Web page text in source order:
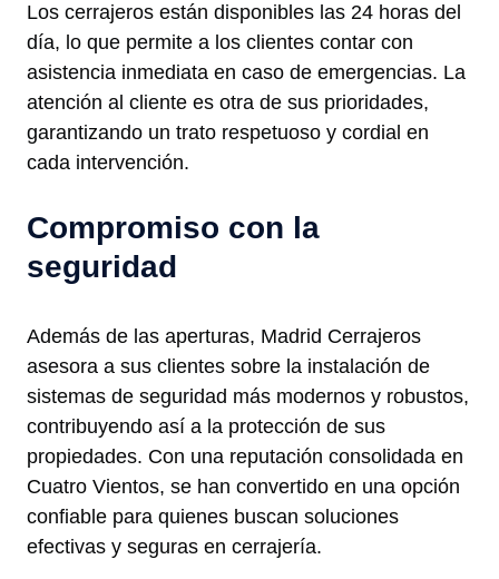
Los cerrajeros están disponibles las 24 horas del
día, lo que permite a los clientes contar con
asistencia inmediata en caso de emergencias. La
atención al cliente es otra de sus prioridades,
garantizando un trato respetuoso y cordial en
cada intervención.
Compromiso con la
seguridad
Además de las aperturas, Madrid Cerrajeros
asesora a sus clientes sobre la instalación de
sistemas de seguridad más modernos y robustos,
contribuyendo así a la protección de sus
propiedades. Con una reputación consolidada en
Cuatro Vientos, se han convertido en una opción
confiable para quienes buscan soluciones
efectivas y seguras en cerrajería.